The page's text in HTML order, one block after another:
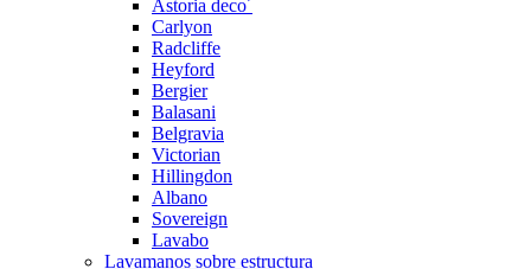
Astoria deco´
Carlyon
Radcliffe
Heyford
Bergier
Balasani
Belgravia
Victorian
Hillingdon
Albano
Sovereign
Lavabo
Lavamanos sobre estructura